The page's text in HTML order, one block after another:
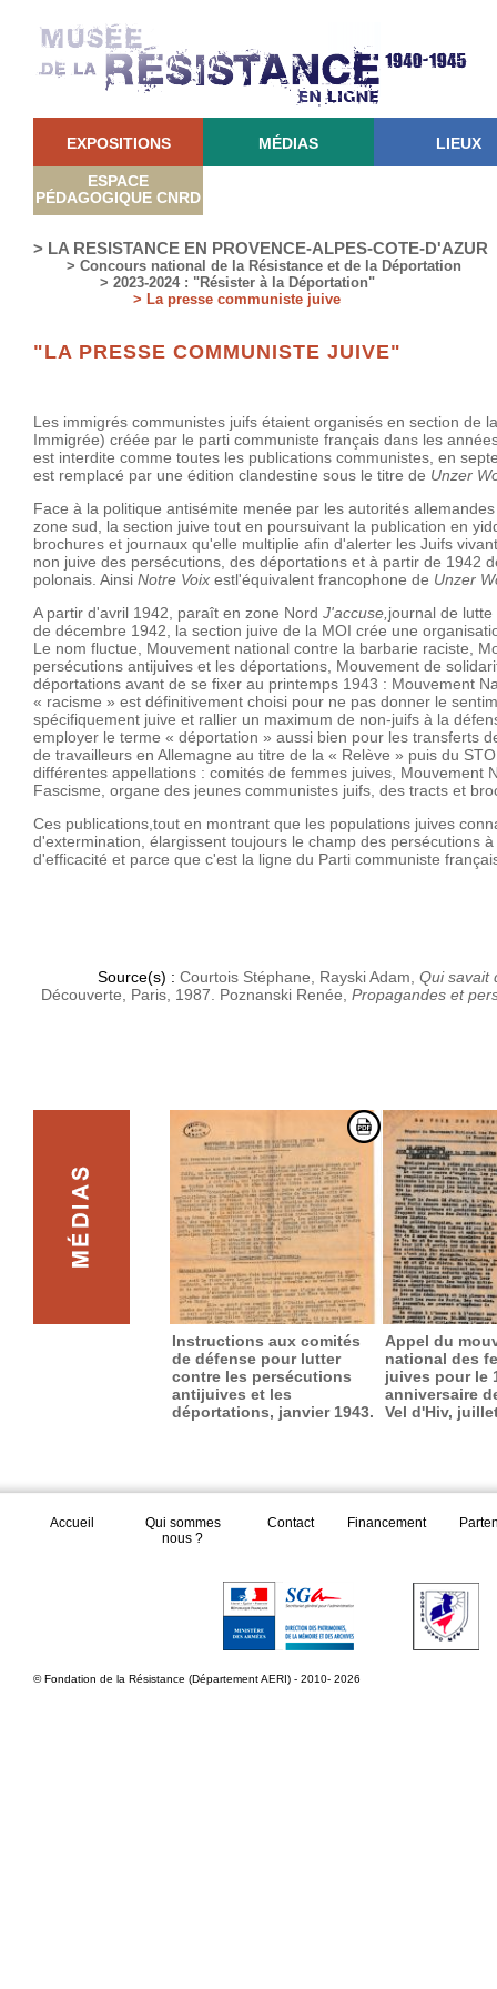
EXPOSITIONS MÉDIAS LIEUX
ESPACE
PÉDAGOGIQUE CNRD
> LA RESISTANCE EN PROVENCE-ALPES-COTE-D'AZUR
> Concours national de la Résistance et de la Déportation
> 2023-2024 : "Résister à la Déportation"
> La presse communiste juive
"LA PRESSE COMMUNISTE JUIVE"
Les immigrés communistes juifs étaient organisés en section de
Immigrée) créée par le parti communiste français dans les
est interdite comme toutes les publications communistes, en
est remplacé par une édition clandestine sous le titre de Unzer
Face à la politique antisémite menée par les autorités
zone sud, la section juive tout en poursuivant la publication en
brochures et journaux qu'elle multiplie afin d'alerter les Juifs
non juive des persécutions, des déportations et à partir de 1942
polonais. Ainsi Notre Voix estl'équivalent francophone de Unzer
A partir d'avril 1942, paraît en zone Nord J'accuse, journal de
de décembre 1942, la section juive de la MOI crée une
Le nom fluctue, Mouvement national contre la barbarie raciste,
persécutions antijuives et les déportations, Mouvement de
déportations avant de se fixer au printemps 1943 : Mouvement
« racisme » est définitivement choisi pour ne pas donner le
spécifiquement juive et rallier un maximum de non-juifs à la
employer le terme « déportation » aussi bien pour les transferts
de travailleurs en Allemagne au titre de la « Relève » puis du
différentes appellations : comités de femmes juives, Mouvement
Fascisme, organe des jeunes communistes juifs, des tracts et
Ces publications,tout en montrant que les populations juives
d'extermination, élargissent toujours le champ des persécutions
d'efficacité et parce que c'est la ligne du Parti communiste
Source(s) : Courtois Stéphane, Rayski Adam, Qui savait
Découverte, Paris, 1987.
Poznanski Renée, Propagandes et
Instructions aux comités
de défense pour lutter
contre les persécutions
antijuives et les
déportations, janvier 1943.
Appel du
national des
juives pour le
anniversaire
Vel d'Hiv,
Accueil
Qui sommes
nous ?
Contact Financement
© Fondation de la Résistance (Département AERI) - 2010- 2026